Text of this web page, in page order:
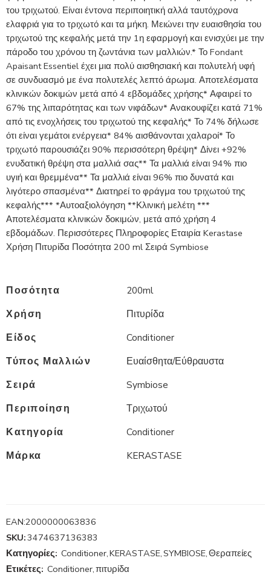
του τριχωτού. Είναι έντονα περιποιητική αλλά ταυτόχρονα
ελαφριά για το τριχωτό και τα μήκη. Μειώνει την ευαισθησία του
τριχωτού της κεφαλής μετά την 1η εφαρμογή και ενισχύει με την
πάροδο του χρόνου τη ζωντάνια των μαλλιών.* Το Fondant
Apaisant Essentiel έχει μια πολύ αισθησιακή και πολυτελή υφή
σε συνδυασμό με ένα πολυτελές λεπτό άρωμα. Αποτελέσματα
κλινικών δοκιμών μετά από 4 εβδομάδες χρήσης* Αφαιρεί το
67% της λιπαρότητας και των νιφάδων* Ανακουφίζει κατά 71%
από τις ενοχλήσεις του τριχωτού της κεφαλής* Το 74% δήλωσε
ότι είναι γεμάτοι ενέργεια* 84% αισθάνονται χαλαροί* Το
τριχωτό παρουσιάζει 90% περισσότερη θρέψη* Δίνει +92%
ενυδατική θρέψη στα μαλλιά σας** Τα μαλλιά είναι 94% πιο
υγιή και θρεμμένα** Τα μαλλιά είναι 96% πιο δυνατά και
λιγότερο σπασμένα** Διατηρεί το φράγμα του τριχωτού της
κεφαλής*** *Αυτοαξιολόγηση **Κλινική μελέτη ***
Αποτελέσματα κλινικών δοκιμών, μετά από χρήση 4
εβδομάδων. Περισσότερες Πληροφορίες Εταιρία Kerastase
Χρήση Πιτυρίδα Ποσότητα 200 ml Σειρά Symbiose
Ποσότητα
200ml
Χρήση
Πιτυρίδα
Είδος
Conditioner
Τύπος Μαλλιών
Ευαίσθητα/Εύθραυστα
Σειρά
Symbiose
Περιποίηση
Τριχωτού
Κατηγορία
Conditioner
Μάρκα
KERASTASE
EAN:2000000063836
SKU:3474637136383
Κατηγορίες: Conditioner,KERASTASE,SYMBIOSE,Θεραπείες
Ετικέτες: Conditioner,πιτυρίδα